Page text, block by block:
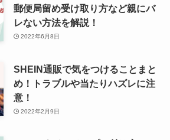
郵便局留め受け取り方など親にバ
レない方法を解説！
2022年6月8日
SHEIN通販で気をつけることまと
め！トラブルや当たりハズレに注
意！
2022年2月9日